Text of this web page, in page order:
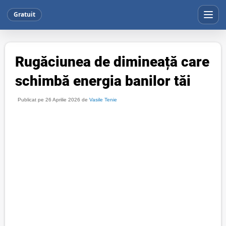
Gratuit
Rugăciunea de dimineață care
schimbă energia banilor tăi
Publicat pe 26 Aprilie 2026 de Vasile Tenie